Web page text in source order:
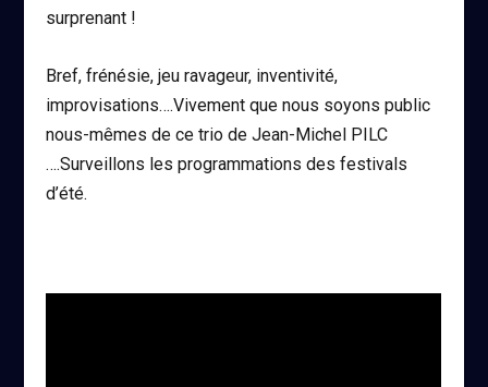
surprenant !
Bref, frénésie, jeu ravageur, inventivité,
improvisations….Vivement que nous soyons public
nous-mêmes de ce triode Jean-Michel PILC
….Surveillons les programmations des festivals
d’été.